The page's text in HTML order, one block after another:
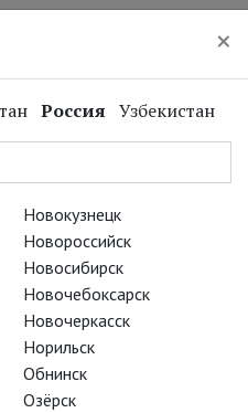
×
Россия Узбекистан
Новокузнецк
Новороссийск
Новосибирск
Новочебоксарск
Новочеркасск
Норильск
Обнинск
Озёрск